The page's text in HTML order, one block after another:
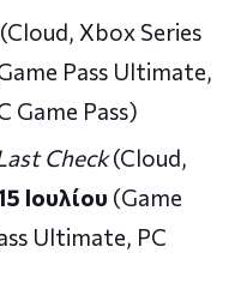
Xbox Series
Pass Ultimate,
Game Pass)
Check(Cloud,
Ιουλίου (Game
Ultimate, PC